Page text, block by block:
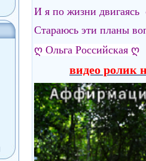
И я по жизни двигаясь
Стараюсь эти планы
ღ Ольга Российская ღ
видео ролик